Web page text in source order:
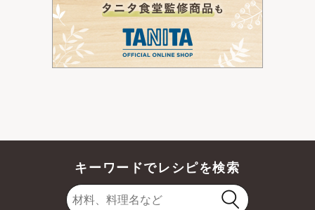
キーワードでレシピを検索